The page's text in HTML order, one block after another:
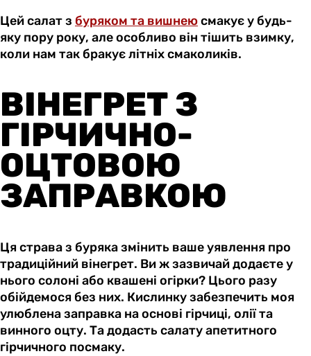
Цей салат з буряком та вишнеюсмакує у будь-
яку пору року, але особливо він тішить взимку,
коли нам так бракує літніх смаколиків.
ВІНЕГРЕТ З
ГІРЧИЧНО-
ОЦТОВОЮ
ЗАПРАВКОЮ
Ця страва з буряка змінить ваше уявлення про
традиційний вінегрет. Ви ж зазвичай додаєте у
нього солоні або квашені огірки? Цього разу
обійдемося без них. Кислинку забезпечить моя
улюблена заправка на основі гірчиці, олії та
винного оцту. Та додасть салату апетитного
гірчичного посмаку.